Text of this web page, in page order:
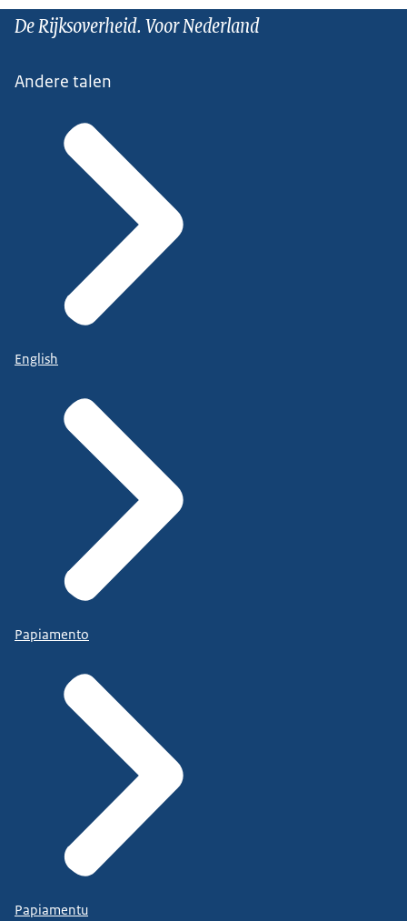
De Rijksoverheid. Voor Nederland
Andere talen
English
Papiamento
Papiamentu